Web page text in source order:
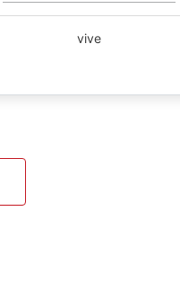
vive